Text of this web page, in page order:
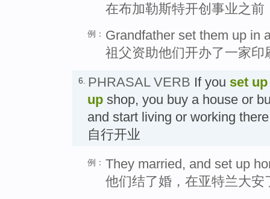
在布加勒斯特开创事业之
例： Grandfather set them up in
祖父资助他们开办了一家印
6. PHRASAL VERB If you set up
up shop, you buy a house or
and start living or working
自行开业
例： They married, and set up
他们结了婚，在亚特兰大安